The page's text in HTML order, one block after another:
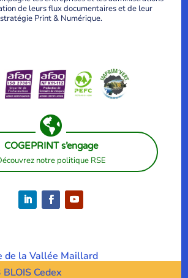
de leurs flux documentaires et de leur
stratégie Print & Numérique.

COGEPRINT s’engage
notre politique RSE
de la Vallée Maillard
Cedex